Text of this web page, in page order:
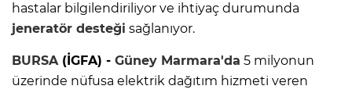
hastalar bilgilendiriliyor ve ihtiyaç durumunda
jeneratör desteği sağlanıyor.
BURSA(İGFA) - Güney Marmara'da 5 milyonun
üzerinde nüfusa elektrik dağıtım hizmeti veren